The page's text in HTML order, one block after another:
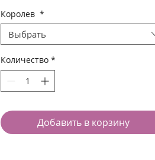
Королев *
Выбрать
Количество *
Добавить в корзину